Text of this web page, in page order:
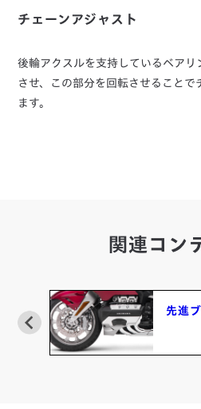
チェーンアジャスト
後輪アクスルを支持しているベア
させ、この部分を回転させることで
ます。
関連コン
先進